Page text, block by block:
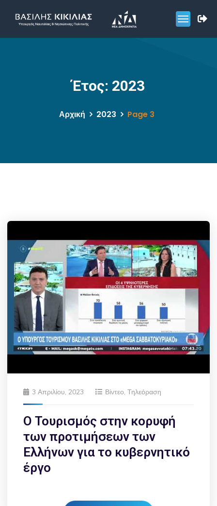
Έτος: 2023
Αρχική 2023 Page 3
3 Απριλίου, 2023 Βίντεο Τηλεόραση
Ο Τουρισμός στην κορυφή
των προτιμήσεων των
Ελλήνων για το κυβερνητικό
έργο